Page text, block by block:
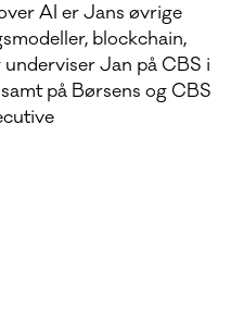
AI er Jans øvrige
blockchain,
Jan på CBS i
på Børsens og CBS